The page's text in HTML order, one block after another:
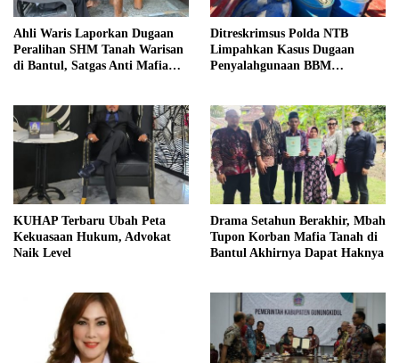
Ahli Waris Laporkan Dugaan
Peralihan SHM Tanah Warisan
di Bantul, Satgas Anti Mafia
Ditreskrimsus Polda NTB
Limpahkan Kasus Dugaan
Penyalahgunaan BBM
KUHAP Terbaru Ubah Peta
Kekuasaan Hukum, Advokat
Naik Level
Drama Setahun Berakhir, Mbah
Tupon Korban Mafia Tanah di
Bantul Akhirnya Dapat Haknya